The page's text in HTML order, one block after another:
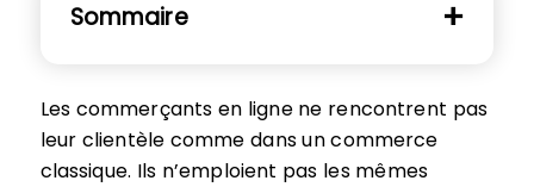
Sommaire
Les commerçants en ligne ne rencontrent pas
leur clientèle comme dans un commerce
classique. Ils n’emploient pas les mêmes